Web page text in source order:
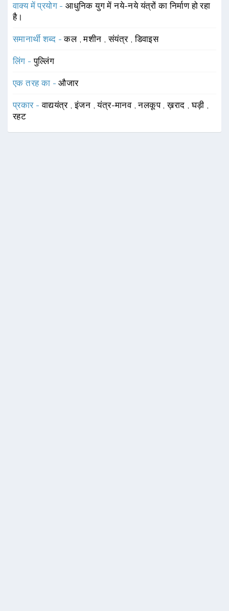
वाक्य में प्रयोग -आधुनिक युग में नये-नये यंत्रों का निर्माण हो रहा
है।
समानार्थी शब्द -कल ,मशीन ,संयंत्र ,डिवाइस
लिंग -पुल्लिंग
एक तरह का -औजार
प्रकार -वाद्ययंत्र ,इंजन ,यंत्र-मानव ,नलकूप ,ख़राद ,घड़ी ,
रहट